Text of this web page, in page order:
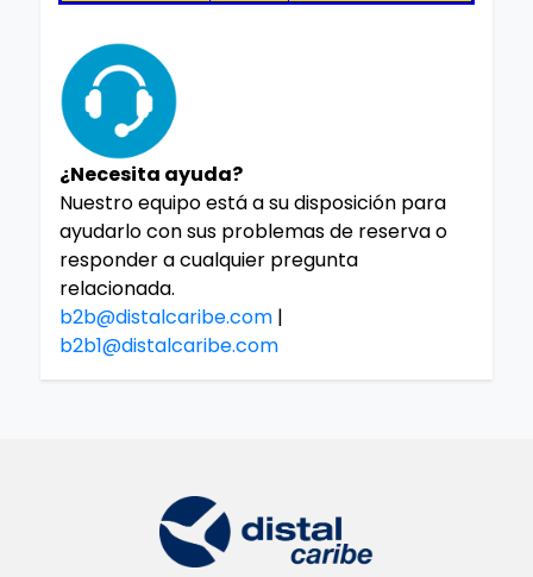
¿Necesita ayuda?
Nuestro equipo está a su disposición para
ayudarlo con sus problemas de reserva o
responder a cualquier pregunta
relacionada.
b2b@distalcaribe.com|
b2b1@distalcaribe.com